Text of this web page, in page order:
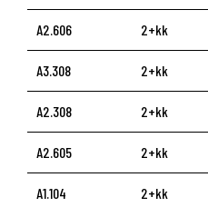
A2.606 2+kk
A3.308 2+kk
A2.308 2+kk
A2.605 2+kk
A1.104 2+kk